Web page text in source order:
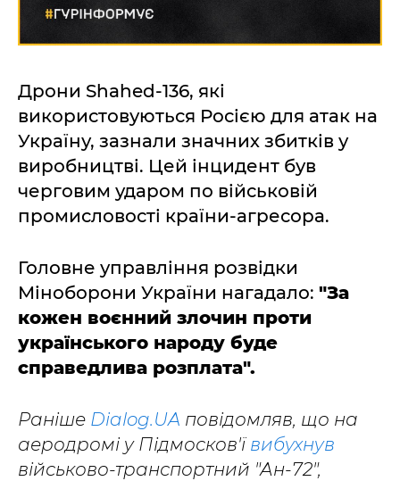
Дрони Shahed-136, які
використовуються Росією для атак на
Україну, зазнали значних збитків у
виробництві. Цей інцидент був
черговим ударом по військовій
промисловості країни-агресора.
Головне управління розвідки
Міноборони України нагадало: "За
кожен воєнний злочин проти
українського народу буде
справедлива розплата".
Раніше Dialog.UA повідомляв, що на
аеродромі у Підмосков'ївибухнув
військово-транспортний "Ан-72",